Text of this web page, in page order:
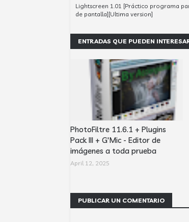
Lightscreen 1.01 [Práctico programa
de pantalla][Ultima version]
ENTRADAS QUE PUEDEN
PhotoFiltre 11.6.1 + Plugins
Pack III + G'Mic - Editor de
imágenes a toda prueba
April 12, 2025
PUBLICAR UN COMENTARIO